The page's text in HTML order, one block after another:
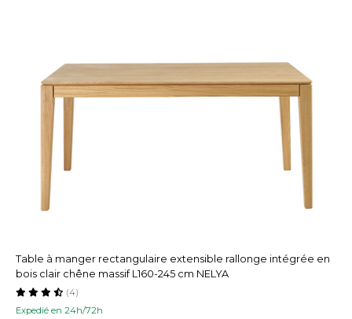
Table à manger rectangulaire extensible rallonge intégrée en
bois clair chêne massif L160-245 cm NELYA
Expedié en 24h/72h
(4)